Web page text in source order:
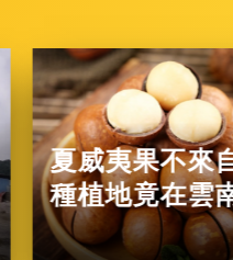
夏威夷果不來
種植地竟在雲